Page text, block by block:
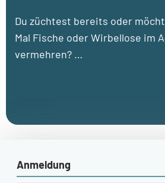
Du züchtest bereits oder
Mal Fische oder Wirbellose im
vermehren? …
Anmeldung